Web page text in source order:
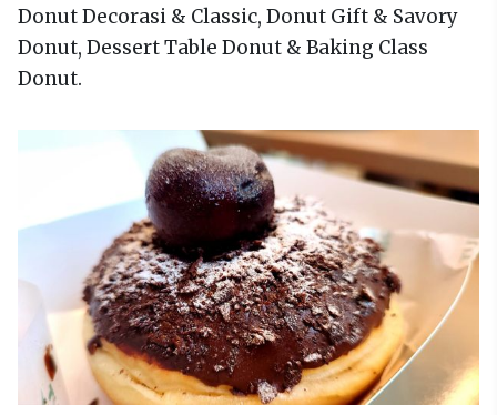
Donut Decorasi & Classic, Donut Gift & Savory
Donut, Dessert Table Donut & Baking Class
Donut.